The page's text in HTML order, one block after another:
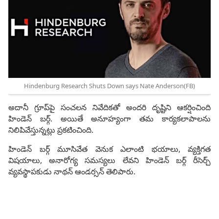
Hindenburg Research Shuts Down says Nate Anderson(FB)
అదానీ గ్రూప్‌పై సంచలన నివేదికతో అందరి దృష్టిని ఆకర్షించింది
హిండెన్ బర్గ్. అయితే అనూహ్యంగా తమ కార్యకలాపాలను
నిలిపివేస్తున్నట్లు ప్రకటించింది.
హిండెన్ బ‌ర్గ్ మూసివేత వెనుక ఎలాంటి భయాలు, వ్యక్తిగత
విషయాలు, అనారోగ్య సమస్యలు లేవని హిండెన్ బర్గ్ రీసెర్చ్‌
వ్యవస్థాపకుడు నాథన్ ఆండర్సన్ తెలిపారు.